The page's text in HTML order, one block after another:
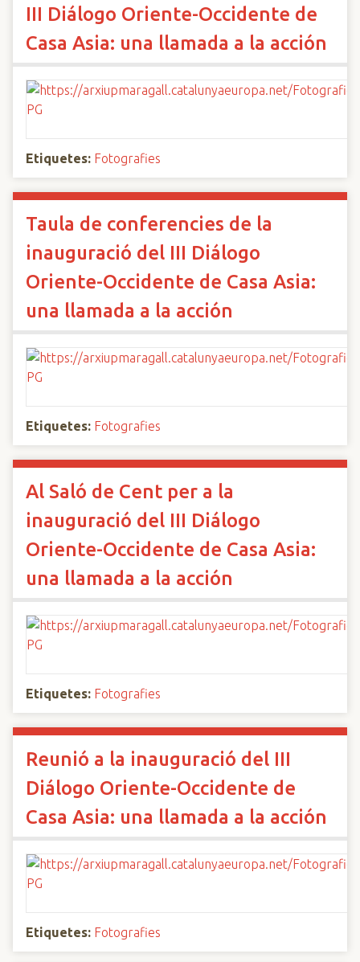
III Diálogo Oriente-Occidente de
Casa Asia: una llamada a la acción
Etiquetes: Fotografies
Taula de conferencies de la
inauguració del III Diálogo
Oriente-Occidente de Casa Asia:
una llamada a la acción
Etiquetes: Fotografies
Al Saló de Cent per a la
inauguració del III Diálogo
Oriente-Occidente de Casa Asia:
una llamada a la acción
Etiquetes: Fotografies
Reunió a la inauguració del III
Diálogo Oriente-Occidente de
Casa Asia: una llamada a la acción
Etiquetes: Fotografies